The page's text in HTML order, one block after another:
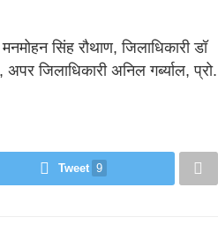
सिंह रौथाण, जिलाधिकारी डॉ
जिलाधिकारी अनिल गर्ब्याल, प्रो.
Tweet 9